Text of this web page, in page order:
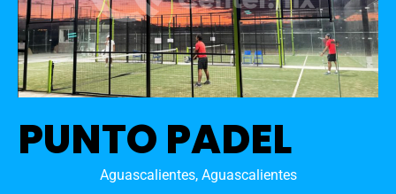
PUNTO PADEL
Aguascalientes, Aguascalientes